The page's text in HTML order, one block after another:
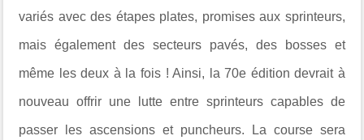
variés avec des étapes plates, promises aux sprinteurs,
mais également des secteurs pavés, des bosses et
même les deux à la fois ! Ainsi, la 70e édition devrait à
nouveau offrir une lutte entre sprinteurs capables de
passer les ascensions et puncheurs. La course sera